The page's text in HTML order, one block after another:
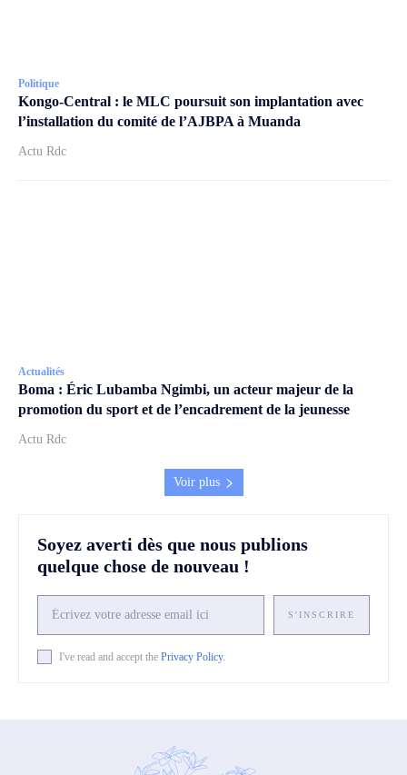
Politique
Kongo-Central : le MLC poursuit son implantation avec
l’installation du comité de l’AJBPA à Muanda
Actu Rdc
Actualités
Boma : Éric Lubamba Ngimbi, un acteur majeur de la
promotion du sport et de l’encadrement de la jeunesse
Actu Rdc
Voir plus
Soyez averti dès que nous publions
quelque chose de nouveau !
S'INSCRIRE
I've read and accept the Privacy Policy.